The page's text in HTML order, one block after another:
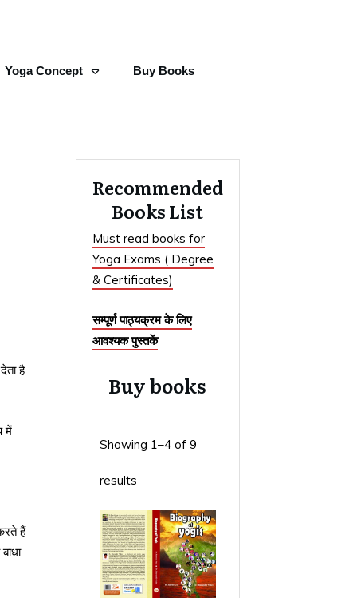
Yoga Concept Buy Books
है
में
हैं
Recommended
Books List
Must read books for
Yoga Exams ( Degree
& Certificates)
सम्पूर्ण पाठ्यक्रम के लिए
आवश्यक पुस्तकें
Buy books
Showing 1–4 of 9
results